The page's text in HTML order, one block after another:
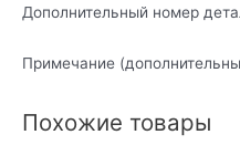
Дополнительный номер
Примечание
Похожие товары